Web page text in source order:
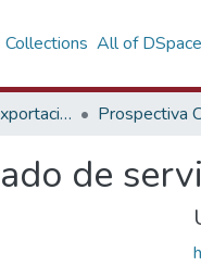
All of DSpace
Promoción de las Exportaciones Prospectiva
de